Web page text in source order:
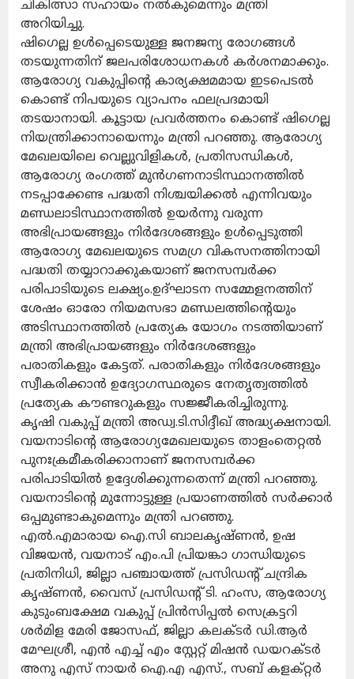
ചികിത്സാ സഹായം നൽകുമെന്നും മന്ത്രി
അറിയിച്ചു.
ഷിഗെല്ല ഉൾപ്പെടെയുള്ള ജനജന്യ രോഗങ്ങൾ
തടയുന്നതിന് ജലപരിശോധനകൾ കർശനമാക്കും.
ആരോഗ്യ വകുപ്പിന്റെ കാര്യക്ഷമമായ ഇടപെടൽ
കൊണ്ട് നിപയുടെ വ്യാപനം ഫലപ്രദമായി
തടയാനായി. കൂട്ടായ പ്രവർത്തനം കൊണ്ട് ഷിഗെല്ല
നിയന്ത്രിക്കാനായെന്നും മന്ത്രി പറഞ്ഞു. ആരോഗ്യ
മേഖലയിലെ വെല്ലുവിളികൾ, പ്രതിസന്ധികൾ,
ആരോഗ്യ രംഗത്ത് മുൻഗണനാടിസ്ഥാനത്തിൽ
നടപ്പാക്കേണ്ട പദ്ധതി നിശ്ചയിക്കൽ എന്നിവയും
മണ്ഡലാടിസ്ഥാനത്തിൽ ഉയർന്നു വരുന്ന
അഭിപ്രായങ്ങളും നിർദേശങ്ങളും ഉൾപ്പെടുത്തി
ആരോഗ്യ മേഖലയുടെ സമഗ്ര വികസനത്തിനായി
പദ്ധതി തയ്യാറാക്കുകയാണ് ജനസമ്പർക്ക
പരിപാടിയുടെ ലക്ഷ്യം.ഉദ്ഘാടന സമ്മേളനത്തിന്
ശേഷം ഓരോ നിയമസഭാ മണ്ഡലത്തിന്റെയും
അടിസ്ഥാനത്തിൽ പ്രത്യേക യോഗം നടത്തിയാണ്
മന്ത്രി അഭിപ്രായങ്ങളും നിർദേശങ്ങളും
പരാതികളും കേട്ടത്. പരാതികളും നിർദേശങ്ങളും
സ്വീകരിക്കാൻ ഉദ്യോഗസ്ഥരുടെ നേതൃത്വത്തിൽ
പ്രത്യേക കൗണ്ടറുകളും സജ്ജീകരിച്ചിരുന്നു.
കൃഷി വകുപ്പ് മന്ത്രി അഡ്വ.ടി.സിദ്ദീഖ് അദ്ധ്യക്ഷനായി.
വയനാടിന്റെ ആരോഗ്യമേഖലയുടെ താളംതെറ്റൽ
പുനഃക്രമീകരിക്കാനാണ് ജനസമ്പർക്ക
പരിപാടിയിൽ ഉദ്ദേശിക്കുന്നതെന്ന് മന്ത്രി പറഞ്ഞു.
വയനാടിന്റെ മുന്നോട്ടുള്ള പ്രയാണത്തിൽ സർക്കാർ
ഒപ്പമുണ്ടാകുമെന്നും മന്ത്രി പറഞ്ഞു.
എൽ.എമാരായ ഐ.സി ബാലകൃഷ്ണൻ, ഉഷ
വിജയൻ, വയനാട് എം.പി പ്രിയങ്കാ ഗാന്ധിയുടെ
പ്രതിനിധി, ജില്ലാ പഞ്ചായത്ത് പ്രസിഡന്റ് ചന്ദ്രിക
കൃഷ്ണൻ, വൈസ് പ്രസിഡന്റ് ടി. ഹംസ, ആരോഗ്യ
കുടുംബക്ഷേമ വകുപ്പ് പ്രിൻസിപ്പൽ സെക്രട്ടറി
ശർമിള മേരി ജോസഫ്, ജില്ലാ കലക്ടർ ഡി.ആർ
മേഘശ്രീ, എൻ എച്ച് എം സ്റ്റേറ്റ് മിഷൻ ഡയറക്ടർ
അനു എസ് നായർ ഐ.എ എസ്., സബ് കളക്റ്റർ